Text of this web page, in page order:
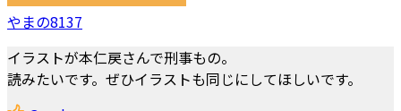
やまの8137
イラストが本仁戻さんで刑事もの。
読みたいです。ぜひイラストも同じにしてほしいです。